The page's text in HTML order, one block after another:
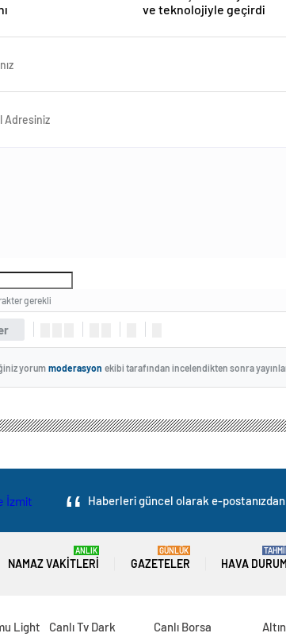
ve teknolojiyle geçirdi
gerekli
yorum moderasyon ekibi tarafından incelendikten sonra
Haberleri güncel olarak e-
NAMAZ VAKITLERI
ANLIK
GAZETELER
GÜNLÜK
HAVA
Light
Canlı Tv Dark
Canlı Borsa